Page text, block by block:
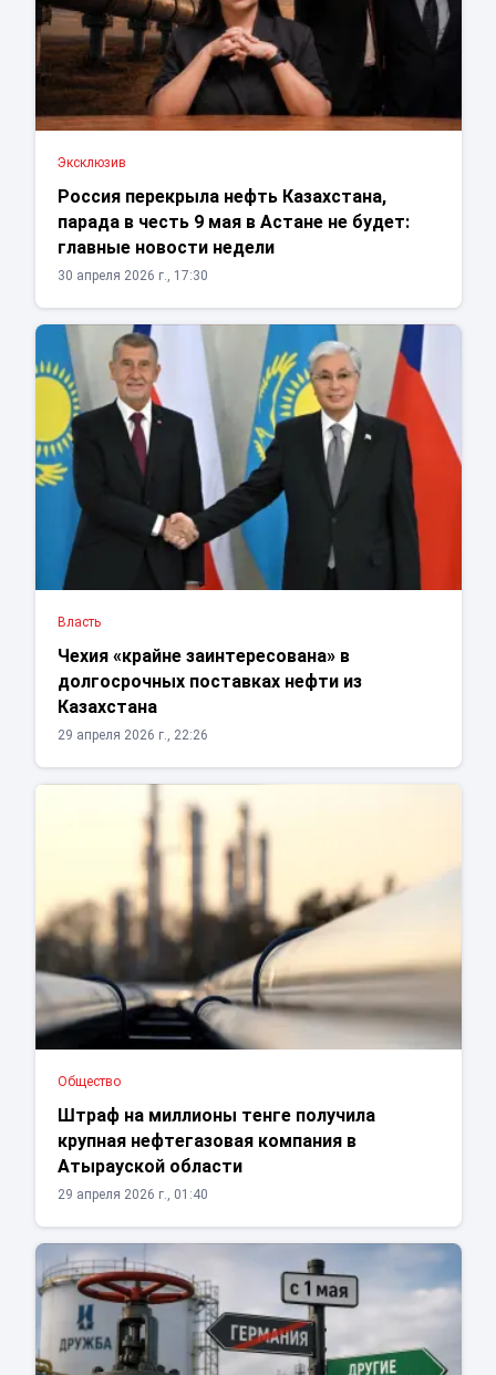
Эксклюзив
Россия перекрыла нефть Казахстана,
парада в честь 9 мая в Астане не будет:
главные новости недели
30 апреля 2026 г., 17:30
Власть
Чехия «крайне заинтересована» в
долгосрочных поставках нефти из
Казахстана
29 апреля 2026 г., 22:26
Общество
Штраф на миллионы тенге получила
крупная нефтегазовая компания в
Атырауской области
29 апреля 2026 г., 01:40